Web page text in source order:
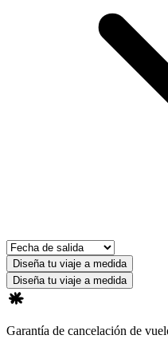
Diseña tu viaje a medida
Diseña tu viaje a medida
Garantía de cancelación de